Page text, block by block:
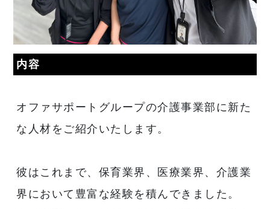
内容
オファサポートグループの介護事業部に新た
な人材をご紹介いたします。
彼はこれまで、保育業界、医療業界、介護業
界において豊富な経験を積んできました。